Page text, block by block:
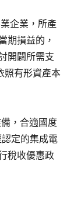
企業，所產
期損益的，
開闢所需支
照有形資產本
，合適國度
定的集成電
稅收優惠政